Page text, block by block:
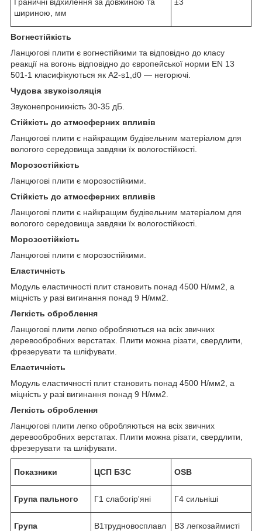
шириною, мм
Вогнестійкість
Ланцюгові плити є вогнестійкими та відповідно до класу
реакції на вогонь відповідно до європейської норми EN 13
501-1 класифікуються як A2-s1,d0 — негорючі.
Чудова звукоізоляція
Звуконепроникність 30-35 дБ.
Стійкість до атмосферних впливів
Ланцюгові плити є найкращим будівельним матеріалом для
вологого середовища завдяки їх вологостійкості.
Морозостійкість
Ланцюгові плити є морозостійкими.
Стійкість до атмосферних впливів
Ланцюгові плити є найкращим будівельним матеріалом для
вологого середовища завдяки їх вологостійкості.
Морозостійкість
Ланцюгові плити є морозостійкими.
Еластичність
Модуль еластичності плит становить понад 4500 Н/мм2 , а
міцність у разі вигинання понад 9 Н/мм2
Легкість оброблення
Ланцюгові плити легко обробляються на всіх звичних
деревообробних верстатах. Плити можна різати, свердлити,
фрезерувати та шліфувати.
Еластичність
Модуль еластичності плит становить понад 4500 Н/мм2 , а
міцність у разі вигинання понад 9 Н/мм2
Легкість оброблення
Ланцюгові плити легко обробляються на всіх звичних
деревообробних верстатах. Плити можна різати, свердлити,
фрезерувати та шліфувати.
Показники ЦСП БЗС OSB
Група пального Г1 слабогір'яні Г4 сильніші
Група
В1трудновосплавл
В3 легкозаймисті